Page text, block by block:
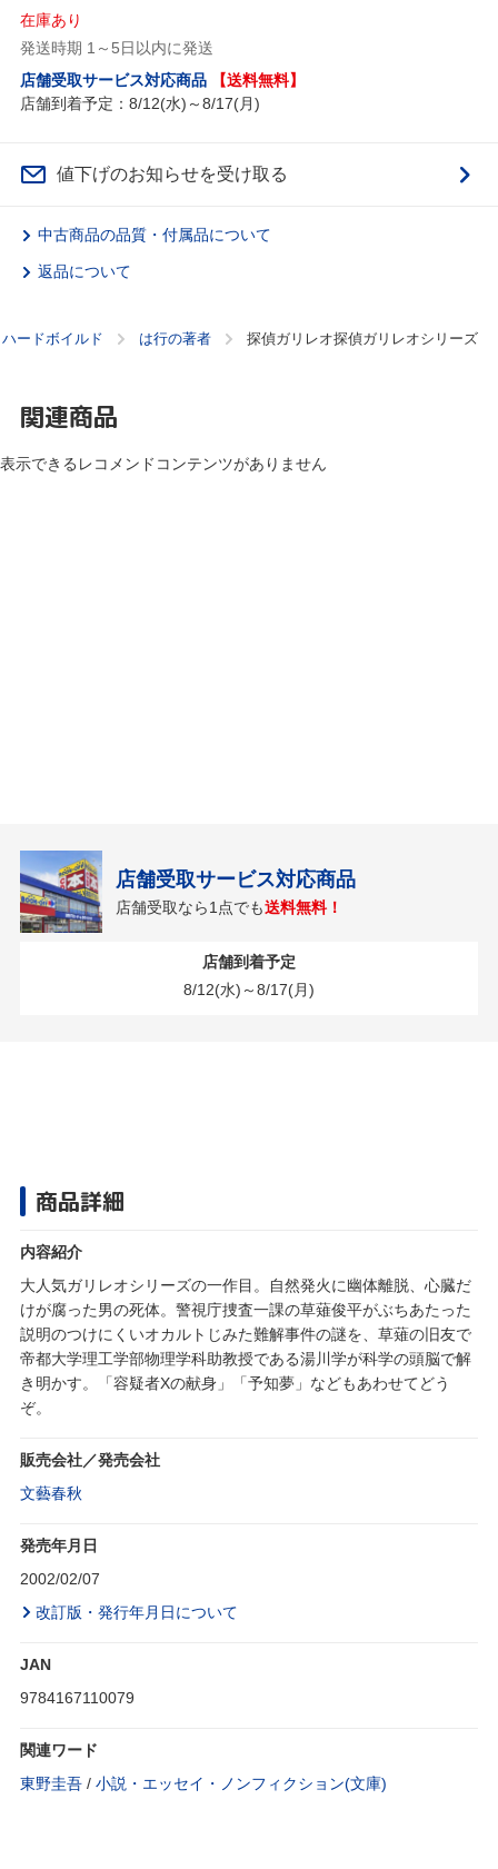
在庫あり
発送時期 1～5日以内に発送
店舗受取サービス対応商品
【送料無料】
店舗到着予定：8/12(水)～8/17(月)
値下げのお知らせを受け取る
中古商品の品質・付属品について
返品について
ードボイルド は行の著者 探偵ガリレオ探偵ガリレオシリーズ
関連商品
表示できるレコメンドコンテンツがありません
店舗受取サービス対応商品
店舗受取なら1点でも送料無料！
店舗到着予定
8/12(水)～8/17(月)
商品詳細
内容紹介
大人気ガリレオシリーズの一作目。自然発火に幽体離脱、心臓だ
けが腐った男の死体。警視庁捜査一課の草薙俊平がぶちあたった
説明のつけにくいオカルトじみた難解事件の謎を、草薙の旧友で
帝都大学理工学部物理学科助教授である湯川学が科学の頭脳で解
き明かす。「容疑者Xの献身」「予知夢」などもあわせてどう
ぞ。
販売会社／発売会社
文藝春秋
発売年月日
2002/02/07
改訂版・発行年月日について
JAN
9784167110079
関連ワード
東野圭吾 / 小説・エッセイ・ノンフィクション(文庫)